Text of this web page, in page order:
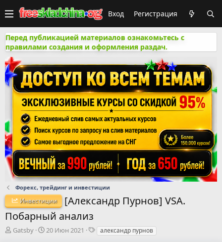
Вход Регистрация
Перед публикацией материалов ознакомьтесь с
правилами создания и оформления раздач.
Форекс, трейдинг и инвестиции
Инвестиции
[Александр Пурнов] VSA.
Побарный анализ
А
Gatsby
Д
20 Июн 2021
Талександр пурнов